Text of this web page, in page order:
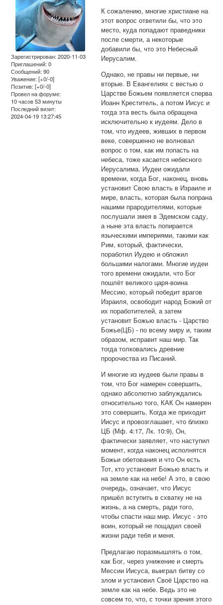
Зарегистрирован: 2020-11-03
Приглашений:0
Сообщений:90
Уважение: [+0/-0]
Позитив: [+0/-0]
Провел на форуме:
10 часов 53 минуты
Последний визит:
2024-04-19 13:27:45
К сожалению, многие христиане на
этот вопрос ответили бы, что это
место, куда попадают праведники
после смерти, а некоторые
добавили бы, что это Небесный
Иерусалим.
Однако, не правы ни первые, ни
вторые. В Евангелиях с вестью о
Царстве Божьем появляется сперва
Иоанн Креститель, а потом Иисус и
тогда эта весть была обращена
исключительно к иудеям. Дело в
том, что иудеев, живших в первом
веке, совершенно не волновал
вопрос о том, как им попасть на
небеса, тоже касается небесного
Иерусалима. Иудеи ожидали
времени, когда Бог, наконец, вновь
установит Свою власть в Израиле и
мире, власть, которая была попрана
нашими прародителями, которые
послушали змея в Эдемском саду,
а ныне эта власть попирается
языческими империями, такими как
Рим, который, фактически,
поработил Иудею и обложил
большими налогами. Многие иудеи
того времени ожидали, что Бог
пошлёт великого царя-воина
Мессию, который победит врагов
Израиля, освободит народ Божий от
их поработителей, а затем
установит Божью власть - Царство
Божье(ЦБ) - по всему миру и, таким
образом, исправит наш мир. Так
тогда толковались древние
пророчества из Писаний.
И многие из иудеев были правы в
том, что Бог намерен совершить,
однако абсолютно заблуждались
относительно того, КАК Он намерен
это совершить. Когда же приходит
Иисус и провозглашает, что близко
ЦБ (Мф. 4:17, Лк. 10:9), Он,
фактически заявляет, что наступил
момент, когда наконец исполнятся
Божьи обетования и что Он есть
Тот, кто установит Божью власть и
на земле как на небе! А это, в свою
очередь, означает, что Иисус
пришёл вступить в схватку не на
жизнь, а на смерть, ради того,
чтобы спасти наш мир. Иисус - это
воин, который не пощадил своей
жизни ради тебя и меня.
Предлагаю поразмышлять о том,
как Бог, через унижение и смерть
Мессии Иисуса, выиграл битву со
злом и установил Своё Царство на
земле как на небе. Ведь это не
совсем то, что, с точки зрения этого